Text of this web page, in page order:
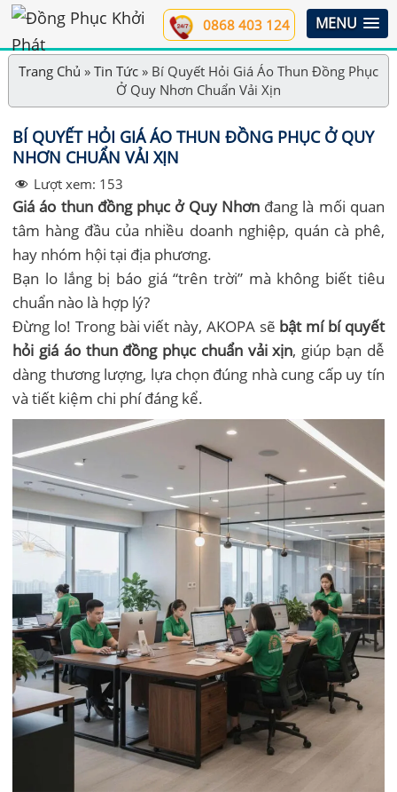
MENU
0868 403 124
Trang Chủ » Tin Tức» Bí Quyết Hỏi Giá Áo Thun Đồng Phục
Ở Quy Nhơn Chuẩn Vải Xịn
BÍ QUYẾT HỎI GIÁ ÁO THUN ĐỒNG PHỤC Ở QUY
NHƠN CHUẨN VẢI XỊN
Lượt xem: 153
Giá áo thun đồng phục ở Quy Nhơnđang là mối quan
tâm hàng đầu của nhiều doanh nghiệp, quán cà phê,
hay nhóm hội tại địa phương.
Bạn lo lắng bị báo giá “trên trời” mà không biết tiêu
chuẩn nào là hợp lý?
Đừng lo! Trong bài viết này, AKOPA sẽ bật mí bí quyết
hỏi giá áo thun đồng phục chuẩn vải xịn, giúp bạn dễ
dàng thương lượng, lựa chọn đúng nhà cung cấp uy tín
và tiết kiệm chi phí đáng kể.